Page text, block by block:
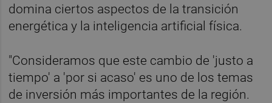
domina ciertos aspectos de la transición
energética y la inteligencia artificial física.
"Consideramos que este cambio de 'justo a
tiempo' a 'por si acaso' es uno de los temas
de inversión más importantes de la región.